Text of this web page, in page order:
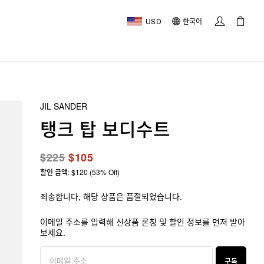
USD 한국어
JIL SANDER
탱크 탑 보디수트
$225$105
할인 금액: $120 (53% Off)
죄송합니다, 해당 상품은 품절되었습니다.
이메일 주소를 입력해 신상품 론칭 및 할인 정보를 먼저 받아
보세요.
구독